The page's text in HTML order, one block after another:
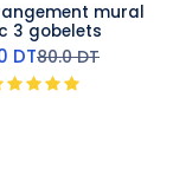
mural
3 gobelets
DT80.0DT